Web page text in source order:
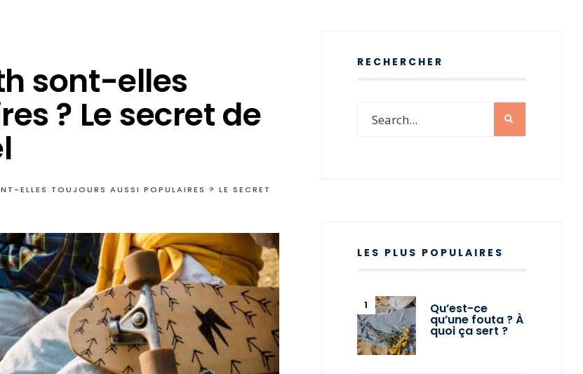
sont-elles
? Le secret de
ELLES TOUJOURS AUSSI POPULAIRES ? LE SECRET
RECHERCHER
LES PLUS POPULAIRES
Qu’est-ce
qu’une fouta ? À
quoi ça sert ?